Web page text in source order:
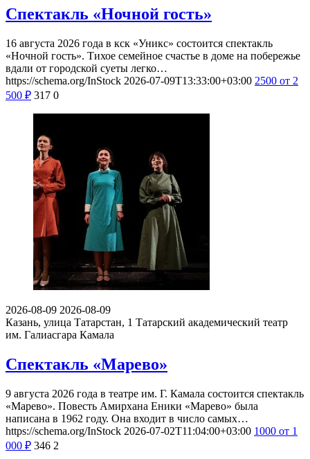
Спектакль «Ночной гость»
16 августа 2026 года в кск «Уникс» состоится спектакль
«Ночной гость». Тихое семейное счастье в доме на побережье
вдали от городской суеты легко…
https://schema.org/InStock 2026-07-09T13:33:00+03:00 2500 от 2
500 ₽ 317 0
2026-08-09 2026-08-09
Казань, улица Татарстан, 1 Татарский академический театр
им. Галиасгара Камала
Спектакль «Марево»
9 августа 2026 года в театре им. Г. Камала состоится спектакль
«Марево». Повесть Амирхана Еники «Марево» была
написана в 1962 году. Она входит в число самых…
https://schema.org/InStock 2026-07-02T11:04:00+03:00 1000 от 1
000 ₽ 346 2